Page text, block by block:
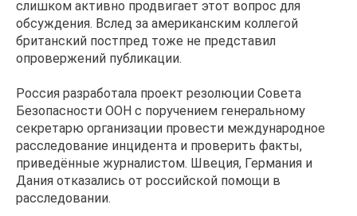
слишком активно продвигает этот вопрос для
обсуждения. Вслед за американским коллегой
британский постпред тоже не представил
опровержений публикации.
Россия разработала проект резолюции Совета
Безопасности ООН с поручением генеральному
секретарю организации провести международное
расследование инцидента и проверить факты,
приведённые журналистом. Швеция, Германия и
Дания отказались от российской помощи в
расследовании.